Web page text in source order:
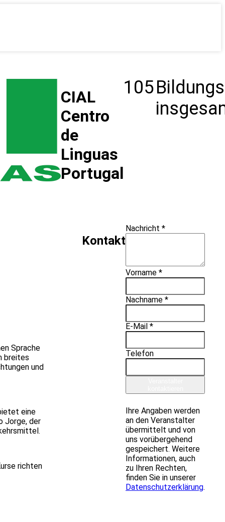
CIAL
Centro
de
Linguas
Portugal
105
Sprache
breites
und
eine
Jorge, der
richten
Kontakt
Nachricht *
Vorname *
Nachname *
E-Mail *
Telefon
Ihre Angaben werden
an den Veranstalter
übermittelt und von
uns vorübergehend
gespeichert. Weitere
Informationen, auch
zu Ihren Rechten,
finden Sie in unserer
Datenschutzerklärung.